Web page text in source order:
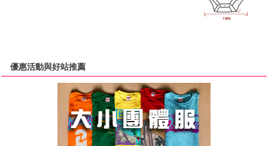
優惠活動與好站推薦